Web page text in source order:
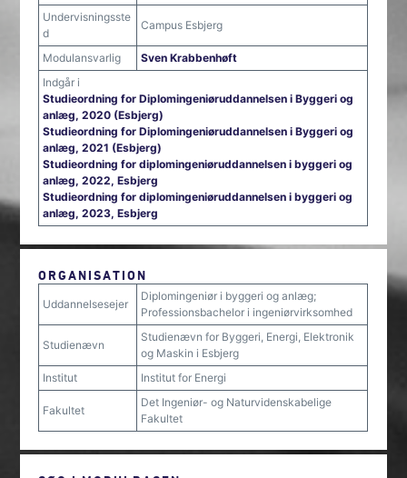
Undervisningsste
d
Campus Esbjerg
Modulansvarlig
Sven Krabbenhøft
Indgår i
Studieordning for Diplomingeniøruddannelsen i Byggeri og
anlæg, 2020 (Esbjerg)
Studieordning for Diplomingeniøruddannelsen i Byggeri og
anlæg, 2021 (Esbjerg)
Studieordning for diplomingeniøruddannelsen i byggeri og
anlæg, 2022, Esbjerg
Studieordning for diplomingeniøruddannelsen i byggeri og
anlæg, 2023, Esbjerg
ORGANISATION
Uddannelsesejer
Diplomingeniør i byggeri og anlæg;
Professionsbachelor i ingeniørvirksomhed
Studienævn
Studienævn for Byggeri, Energi, Elektronik
og Maskin i Esbjerg
Institut
Institut for Energi
Fakultet
Det Ingeniør- og Naturvidenskabelige
Fakultet